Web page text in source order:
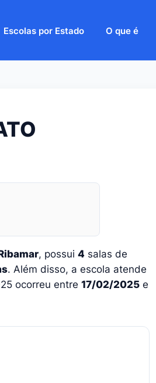
Escolas por Estado O que é
, possui 4 salas de
. Além disso, a escola atende
ocorreu entre 17/02/2025 e